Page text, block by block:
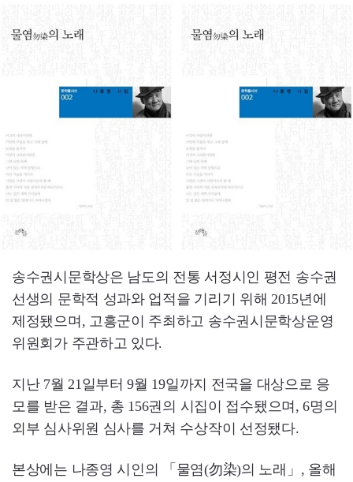
송수권시문학상은 남도의 전통 서정시인 평전 송수권
선생의 문학적 성과와 업적을 기리기 위해 2015년에
제정됐으며, 고흥군이 주최하고 송수권시문학상운영
위원회가 주관하고 있다.
지난 7월 21일부터 9월 19일까지 전국을 대상으로 응
모를 받은 결과, 총 156권의 시집이 접수됐으며, 6명의
외부 심사위원 심사를 거쳐 수상작이 선정됐다.
본상에는 나종영 시인의 「물염(勿染)의 노래」, 올해